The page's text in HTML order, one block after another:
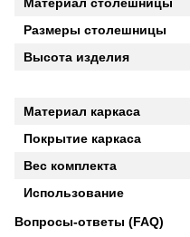
Размеры столешницы
Высота изделия
Материал каркаса
Покрытие каркаса
Вес комплекта
Использование
Вопросы-ответы (FAQ)